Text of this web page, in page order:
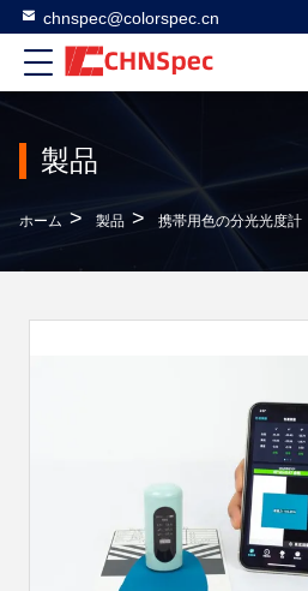
chnspec@colorspec.cn
製品
ホーム > 製品 > 携帯用色の分光光度計